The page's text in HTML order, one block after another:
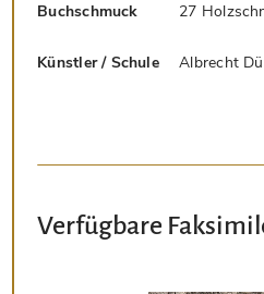
Buchschmuck 27
Künstler / Schule Albrecht
Verfügbare